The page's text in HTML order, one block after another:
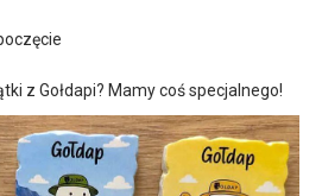
z Gołdapi? Mamy coś specjalnego!